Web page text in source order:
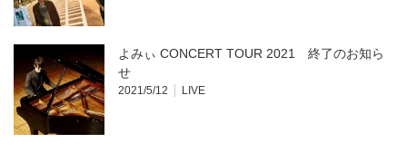
よみぃ CONCERT TOUR 2021 終了のお知ら
せ
2021/5/12 LIVE